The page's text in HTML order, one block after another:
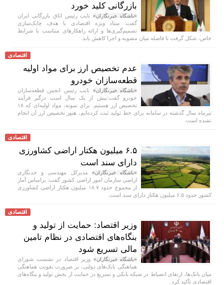
بازرگانی کلید خورد
«باشگاه خبرنگاران»نایب رئیس اتاق بازرگانی ایران
گفت: ستاد ویژه اقتصادی با هدف چابک‌سازی
تصمیم‌گیری‌ها و ارائه راهکار‌های متناسب با شرایط
خاص، شکل گرفت تا فاصله میان مصوبه و اجرا کاهش یابد.
اقتصادی
عدم تخصیص ارز برای مواد اولیه
قطعه‌سازان خودرو
«باشگاه خبرنگاران» نایب رئیس انجمن قطعه‌سازان
خودرو گفت:بیش از یک سال است درگیر فرآیند
تخصیص ارز هستیم. برای نمونه، مواد اولیه‌ای که ۱۸
تیرماه سال گذشته در سامانه برای خط تولید ثبت کرده‌ایم، هنوز تخصیص ارز آن انجام
نشده است.
اقتصادی
۶.۵ میلیون هکتار اراضی کشاورزی
دارای سند است
«باشگاه خبرنگاران» مدیرکل مهندسی و حدنگاری
اراضی سازمان امور اراضی کشور گفت: براساس آمار
از مجموع حدود ۱۸.۷ میلیون هکتار اراضی کشاورزی
کشور حدود ۶.۵ میلیون هکتار دارای سند است.
اقتصادی
وزیر اقتصاد: حمایت از تولید و
بنگاه‌های اقتصادی در نظام تامین
مالی تسریع شود
«باشگاه خبرنگاران» وزیر اقتصاد در نشست شورای
هماهنگی بانک‌های دولتی، بر ضرورت تقویت هماهنگی
میان بانک‌ها، ارتقای انضباط در شبکه بانکی و تسریع در حمایت از بخش تولید و بنگاه‌های
اقتصادی تأکید کرد.